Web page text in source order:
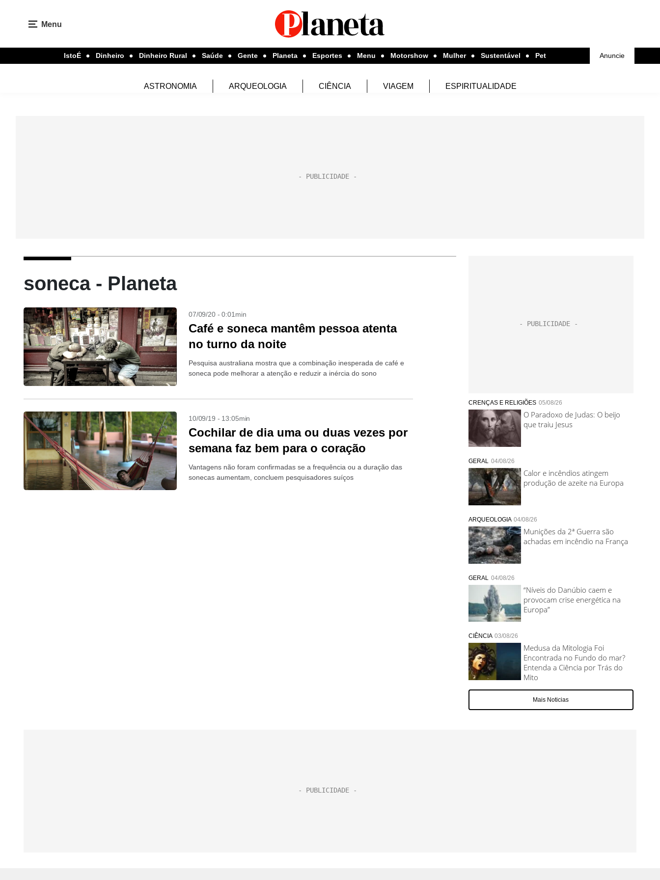
Menu
IstoÉ Dinheiro Dinheiro Rural Saúde Gente Planeta Esportes Menu Motorshow Mulher Sustentável Pet Anuncie
ASTRONOMIA ARQUEOLOGIA CIÊNCIA VIAGEM ESPIRITUALIDADE
soneca - Planeta
07/09/20 - 0:01min
Café e soneca mantêm pessoa atenta
no turno da noite
Pesquisa australiana mostra que a combinação inesperada de café e
soneca pode melhorar a atenção e reduzir a inércia do sono
10/09/19 - 13:05min
Cochilar de dia uma ou duas vezes por
semana faz bem para o coração
Vantagens não foram confirmadas se a frequência ou a duração das
sonecas aumentam, concluem pesquisadores suíços
CRENÇAS E RELIGIÕES 05/08/26
O Paradoxo de Judas: O beijo
que traiu Jesus
GERAL 04/08/26
Calor e incêndios atingem
produção de azeite na Europa
ARQUEOLOGIA 04/08/26
Munições da 2ª Guerra são
achadas em incêndio na França
GERAL 04/08/26
“Níveis do Danúbio caem e
provocam crise energética na
Europa”
CIÊNCIA 03/08/26
Medusa da Mitologia Foi
Encontrada no Fundo do mar?
Entenda a Ciência por Trás do
Mito
Mais Noticias